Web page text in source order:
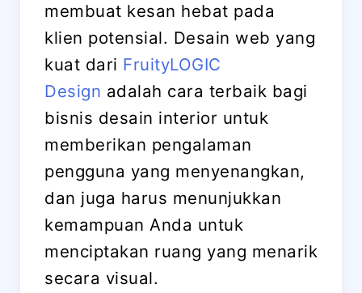
membuat kesan hebat pada
klien potensial. Desain web yang
kuat dari FruityLOGIC
Design adalah cara terbaik bagi
bisnis desain interior untuk
memberikan pengalaman
pengguna yang menyenangkan,
dan juga harus menunjukkan
kemampuan Anda untuk
menciptakan ruang yang menarik
secara visual.